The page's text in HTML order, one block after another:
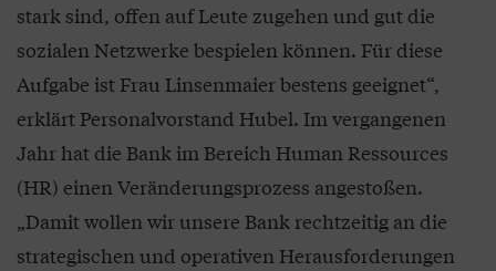
stark sind, offen auf Leute zugehen und gut die
sozialen Netzwerke bespielen können. Für diese
Aufgabe ist Frau Linsenmaier bestens geeignet“,
erklärt Personalvorstand Hubel. Im vergangenen
Jahr hat die Bank im Bereich Human Ressources
(HR) einen Veränderungsprozess angestoßen.
„Damit wollen wir unsere Bank rechtzeitig an die
strategischen und operativen Herausforderungen